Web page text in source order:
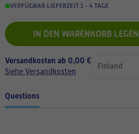
VERFÜGBAR LIEFERZEIT 1 - 4 TAGE
IN DEN WARENKORB LEGEN
Versandkosten ab 0,00 €
Siehe Versandkosten
Questions